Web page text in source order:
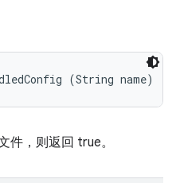
(String name)
件，则返回 true。